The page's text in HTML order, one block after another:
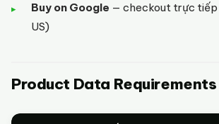
Buy on Google — checkout trực
US)
Product Data